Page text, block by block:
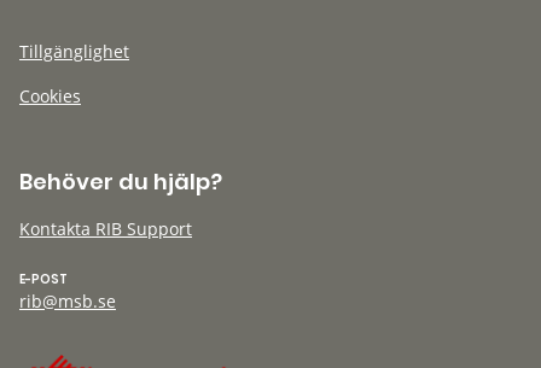
Tillgänglighet
Cookies
Behöver du hjälp?
Kontakta RIB Support
E-POST
rib@msb.se